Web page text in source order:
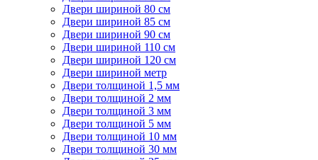
Двери шириной 80 см
Двери шириной 85 см
Двери шириной 90 см
Двери шириной 110 см
Двери шириной 120 см
Двери шириной метр
Двери толщиной 1,5 мм
Двери толщиной 2 мм
Двери толщиной 3 мм
Двери толщиной 5 мм
Двери толщиной 10 мм
Двери толщиной 30 мм